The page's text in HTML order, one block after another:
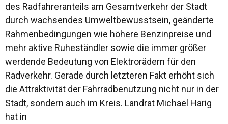
des Radfahreranteils am Gesamtverkehr der Stadt
durch wachsendes Umweltbewusstsein, geänderte
Rahmenbedingungen wie höhere Benzinpreise und
mehr aktive Ruheständler sowie die immer größer
werdende Bedeutung von Elektrorädern für den
Radverkehr. Gerade durch letzteren Fakt erhöht sich
die Attraktivität der Fahrradbenutzung nicht nur in der
Stadt, sondern auch im Kreis. Landrat Michael Harig
hat in